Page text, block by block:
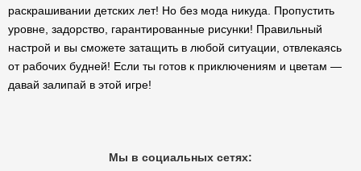
раскрашивании детских лет! Но без мода никуда. Пропустить
уровне, задорство, гарантированные рисунки! Правильный
настрой и вы сможете затащить в любой ситуации, отвлекаясь
от рабочих будней! Если ты готов к приключениям и цветам —
давай залипай в этой игре!
Мы в социальных сетях: